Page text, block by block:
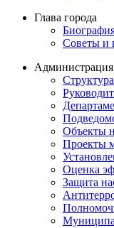
Глава города
Советы и
Администрация
Объекты
Проекты
Оценка
Защита